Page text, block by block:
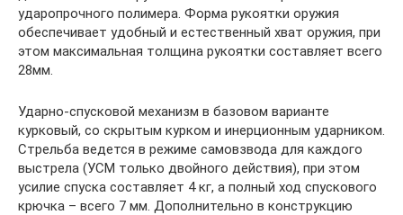
ударопрочного полимера. Форма рукоятки оружия
обеспечивает удобный и естественный хват оружия, при
этом максимальная толщина рукоятки составляет всего
28мм.
Ударно-спусковой механизм в базовом варианте
курковый, со скрытым курком и инерционным ударником.
Стрельба ведется в режиме самовзвода для каждого
выстрела (УСМ только двойного действия), при этом
усилие спуска составляет 4 кг, а полный ход спускового
крючка – всего 7 мм. Дополнительно в конструкцию